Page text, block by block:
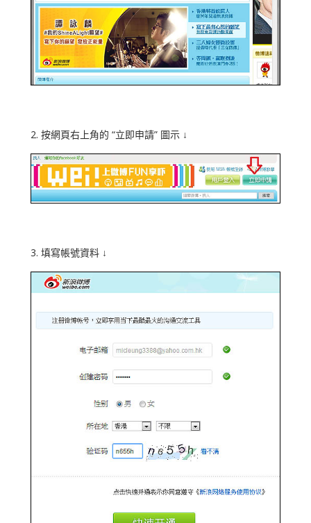
2. 按網頁右上角的 “立即申請” 圖示 ↓
3. 填寫帳號資料 ↓